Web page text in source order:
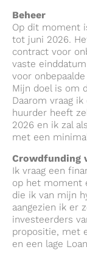
Beheer
Op dit moment
tot juni 2026.
contract voor
vaste
voor
Mijn doel is om
Daarom vraag ik
huurder heeft
2026 en ik zal
met een
Crowdfunding
Ik vraag een
op het moment
die ik van mijn
aangezien ik er
investeerders
propositie, met
en een lage